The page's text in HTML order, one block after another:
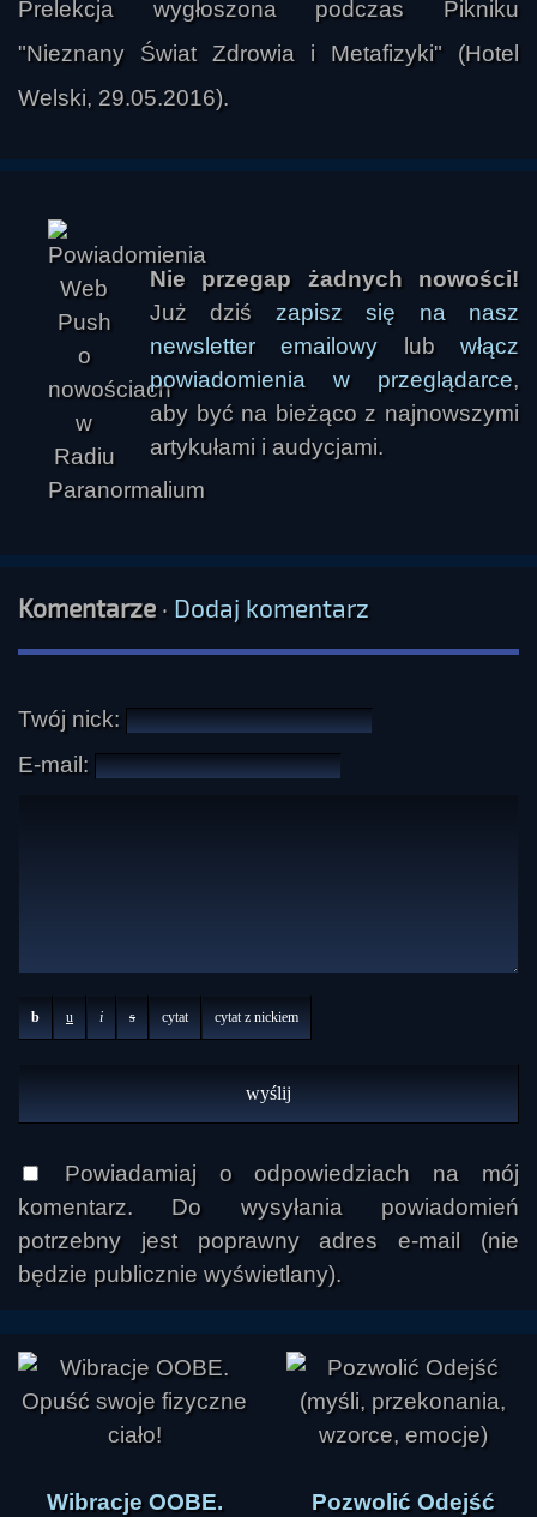
Prelekcja wygłoszona podczas Pikniku
"Nieznany Świat Zdrowia i Metafizyki" (Hotel
Welski, 29.05.2016).
Nie przegap żadnych nowości!
Już dziś zapisz się na nasz
newsletter emailowy lubwłącz
powiadomienia w przeglądarce,
aby być na bieżąco z najnowszymi
artykułami i audycjami.
Komentarze· Dodaj komentarz
Twój nick:
E-mail:
b u i s cytat cytat z nickiem
Powiadamiaj o odpowiedziach na mój
komentarz. Do wysyłania powiadomień
potrzebny jest poprawny adres e-mail (nie
będzie publicznie wyświetlany).
Wibracje OOBE.
Pozwolić Odejść